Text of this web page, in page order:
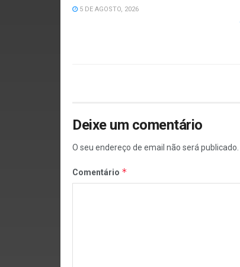
5 DE AGOSTO, 2026
Deixe um comentário
O seu endereço de email não será publicado.
Comentário *